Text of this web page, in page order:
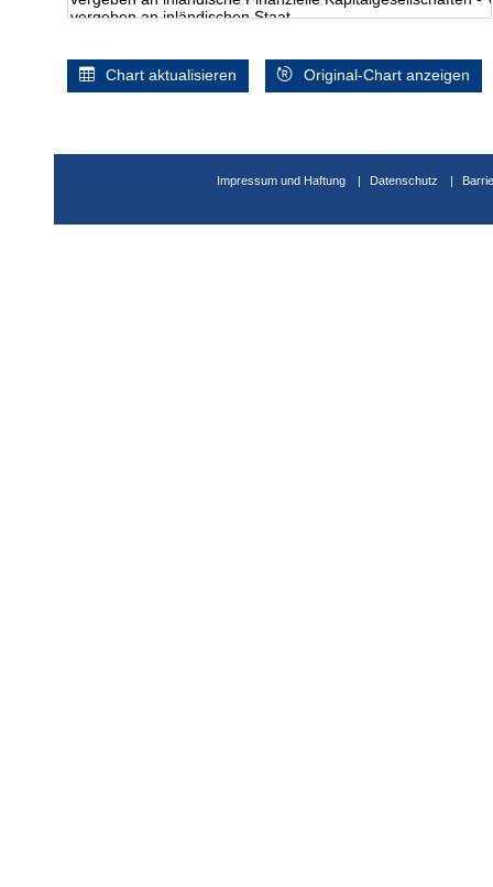
Chart aktualisieren Original-Chart anzeigen
Impressum und Haftung Datenschutz